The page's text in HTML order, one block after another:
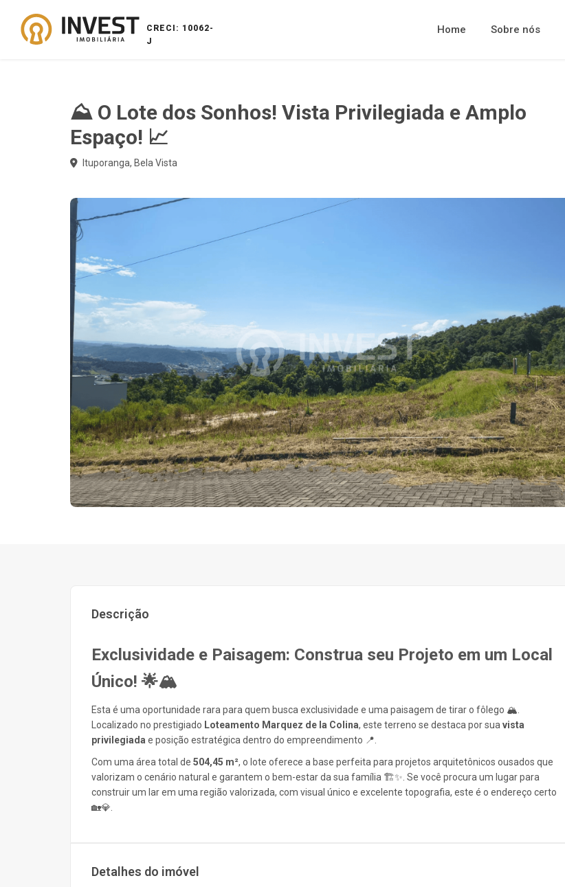
CRECI: 10062-
J
Home Sobre nós
⛰️ O Lote dos Sonhos! Vista Privilegiada e Amplo
Espaço! 📈
Ituporanga, Bela Vista
Descrição
Exclusividade e Paisagem: Construa seu Projeto em um Local
Único! 🌟🏔️
Esta é uma oportunidade rara para quem busca exclusividade e uma paisagem de tirar o fôlego 🏔️.
Localizado no prestigiado Loteamento Marquez de la Colina, este terreno se destaca por sua vista
privilegiada e posição estratégica dentro do empreendimento 📍.
Com uma área total de 504,45 m², o lote oferece a base perfeita para projetos arquitetônicos ousados que
valorizam o cenário natural e garantem o bem-estar da sua família 🏗️✨. Se você procura um lugar para
construir um lar em uma região valorizada, com visual único e excelente topografia, este é o endereço certo
🏡💎.
Detalhes do imóvel